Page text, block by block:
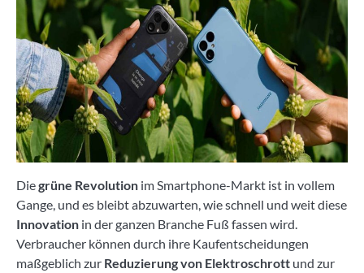
Diegrüne Revolution im Smartphone-Markt ist in vollem
Gange, und es bleibt abzuwarten, wie schnell und weit diese
Innovation in der ganzen Branche Fuß fassen wird.
Verbraucher können durch ihre Kaufentscheidungen
maßgeblich zur Reduzierung von Elektroschrott und zur